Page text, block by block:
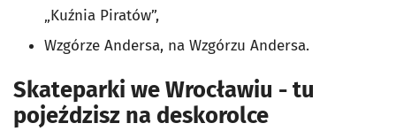
„Kuźnia Piratów”,
Wzgórze Andersa, na Wzgórzu Andersa.
Skateparki we Wrocławiu - tu
pojeździsz na deskorolce